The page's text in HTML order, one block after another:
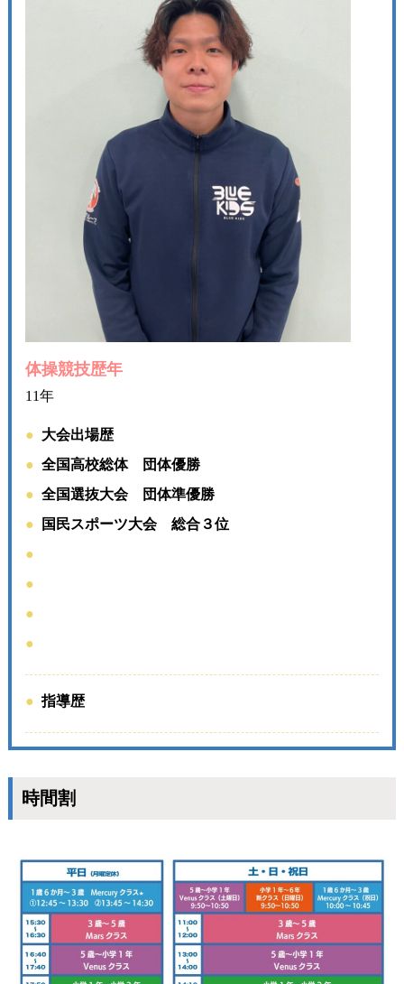
体操競技歴年
11年
大会出場歴
全国高校総体 団体優勝
全国選抜大会 団体準優勝
国民スポーツ大会 総合３位
指導歴
時間割